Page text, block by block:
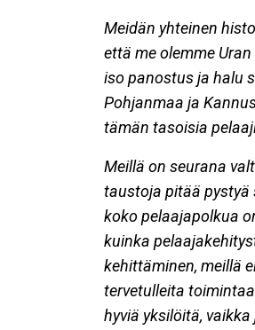
Meidän yhteinen
että me olemme
iso panostus ja halu
Pohjanmaa ja
tämän tasoisia
Meillä on seurana
taustoja pitää pystyä
koko pelaajapolkua
kuinka
kehittäminen, meillä
tervetulleita
hyviä yksilöitä,